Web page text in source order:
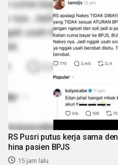
RS Pusri putus kerja sama
hina pasien BPJS
15 jam lalu